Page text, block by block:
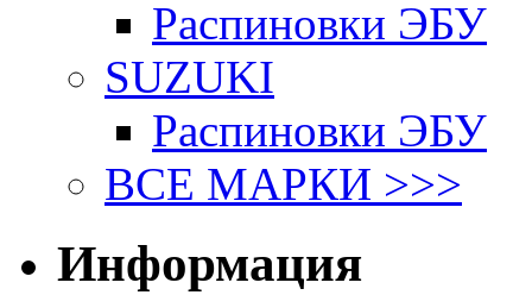
Распиновки ЭБУ
SUZUKI
Распиновки ЭБУ
ВСЕ МАРКИ >>>
Информация